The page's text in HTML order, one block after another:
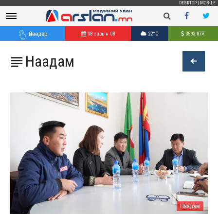
DESKTOP MOBILE
Өнөөдөр 08 сарын 08 22°C 3593.87₮
 Наадам
Наадам